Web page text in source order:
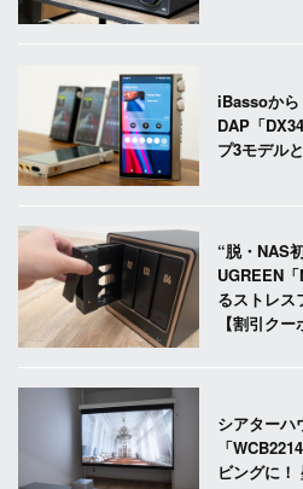
iBassoから
DAP「
プ3モデル
“脱・NAS
UGREEN
るストレス
【割引クー
シアターハ
「
ビングに！